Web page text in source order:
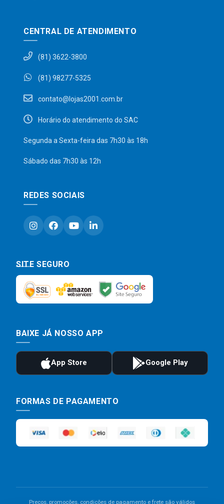
CENTRAL DE ATENDIMENTO
(81) 3622-3800
(81) 98277-5325
contato@lojas2001.com.br
Horário do atendimento do SAC
Segunda a Sexta-feira das 7h30 às 18h
Sábado das 7h30 às 12h
REDES SOCIAIS
SITE SEGURO
BAIXE JÁ NOSSO APP
FORMAS DE PAGAMENTO
Preços, promoções, condições de pagamento e frete são válidos